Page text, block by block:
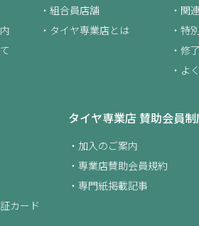
組合員店舗
タイヤ専業店とは
関
特
修
よ
カード
タイヤ専業店 賛助会員制
加入のご案内
専業店賛助会員規約
専門紙掲載記事